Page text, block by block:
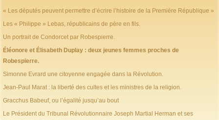
« Les députés peuvent permettre d’écrire l’histoire de la Première République »
Les « Philippe » Lebas, républicains de père en fils.
Un portrait de Condorcet par Robespierre.
Éléonore et Élisabeth Duplay : deux jeunes femmes proches de
Robespierre.
Simonne Evrard une citoyenne engagée dans la Révolution.
Jean-Paul Marat : la liberté des cultes et les ministres de la religion.
Gracchus Babeuf, ou l’égalité jusqu’au bout
Le Président du Tribunal Révolutionnaire Joseph Martial Herman et ses